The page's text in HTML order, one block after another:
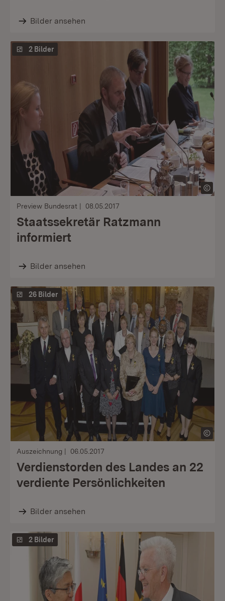
Bilder ansehen
2 Bilder
Preview Bundesrat 08.05.2017
Staatssekretär Ratzmann
informiert
Bilder ansehen
26 Bilder
Auszeichnung 06.05.2017
Verdienstorden des Landes an 22
verdiente Persönlichkeiten
Bilder ansehen
2 Bilder